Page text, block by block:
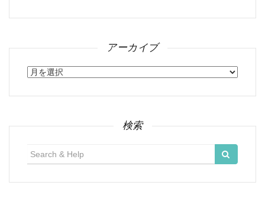
アーカイブ
ア
カ
検索